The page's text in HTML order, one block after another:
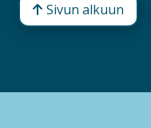
Sivun alkuun